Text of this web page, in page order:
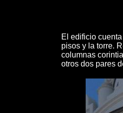
El edificio
pisos y la torre.
columnas
otros dos pares